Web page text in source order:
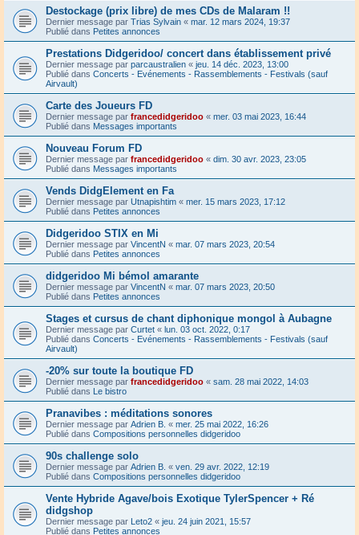
Destockage (prix libre) de mes CDs de Malaram !!
Dernier message par Trias Sylvain « mar. 12 mars 2024, 19:37
Publié dans Petites annonces
Prestations Didgeridoo/ concert dans établissement privé
Dernier message par parcaustralien « jeu. 14 déc. 2023, 13:00
Publié dans Concerts - Evénements - Rassemblements - Festivals (sauf
Airvault)
Carte des Joueurs FD
Dernier message par francedidgeridoo « mer. 03 mai 2023, 16:44
Publié dans Messages importants
Nouveau Forum FD
Dernier message par francedidgeridoo « dim. 30 avr. 2023, 23:05
Publié dans Messages importants
Vends DidgElement en Fa
Dernier message par Utnapishtim « mer. 15 mars 2023, 17:12
Publié dans Petites annonces
Didgeridoo STIX en Mi
Dernier message par VincentN « mar. 07 mars 2023, 20:54
Publié dans Petites annonces
didgeridoo Mi bémol amarante
Dernier message par VincentN « mar. 07 mars 2023, 20:50
Publié dans Petites annonces
Stages et cursus de chant diphonique mongol à Aubagne
Dernier message par Curtet « lun. 03 oct. 2022, 0:17
Publié dans Concerts - Evénements - Rassemblements - Festivals (sauf
Airvault)
-20% sur toute la boutique FD
Dernier message par francedidgeridoo « sam. 28 mai 2022, 14:03
Publié dans Le bistro
Pranavibes : méditations sonores
Dernier message par Adrien B. « mer. 25 mai 2022, 16:26
Publié dans Compositions personnelles didgeridoo
90s challenge solo
Dernier message par Adrien B. « ven. 29 avr. 2022, 12:19
Publié dans Compositions personnelles didgeridoo
Vente Hybride Agave/bois Exotique TylerSpencer + Ré
didgshop
Dernier message par Leto2 « jeu. 24 juin 2021, 15:57
Publié dans Petites annonces